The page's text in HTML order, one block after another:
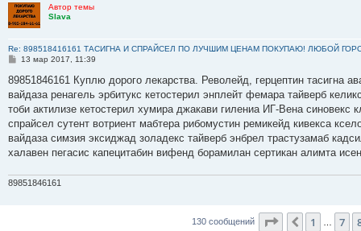
Автор темы
Slava
Re: 898518416161 ТАСИГНА И СПРАЙСЕЛ ПО ЛУЧШИМ ЦЕНАМ ПОКУПАЮ! ЛЮБОЙ
С
о
щ
е
и
е
13 мар 2017, 11:39
89851846161 Куплю дорого лекарства. Револейд, герцептин тасигна
вайдаза ренагель эрбитукс кетостерил энплейт фемара тайверб
тоби актилизе кетостерил хумира джакави гилениа ИГ-Вена
спрайсел сутент вотриент мабтера рибомустин ремикейд кивекса
вайдаза симзия эксиджад золадекс тайверб энбрел трастузамаб
халавен пегасис капецитабин вифенд борамилан сертикан алимта
89851846161
130 сообщений Страница из
Пред.
1 7